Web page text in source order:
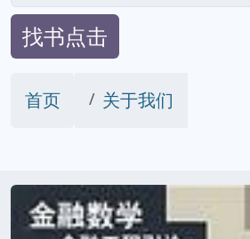
找书点击
首页 关于我们